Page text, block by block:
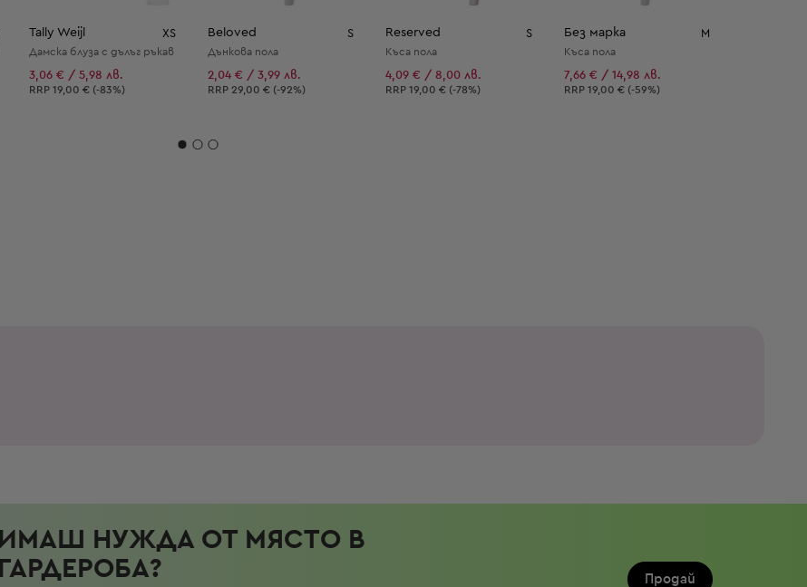
Tally Weijl XS
Дамска блуза с дълъг ръкав
3,06 € / 5,98 лв.
Препоръчителна цена:
RRP 19,00 € (-83%)
Beloved S
Дънкова пола
2,04 € / 3,99 лв.
Препоръчителна цена:
RRP 29,00 € (-92%)
Reserved S
Къса пола
4,09 € / 8,00 лв.
Препоръчителна цена:
RRP 19,00 € (-78%)
Без марка M
Къса пола
7,66 € / 14,98 лв.
Препоръчителна цена:
RRP 19,00 € (-59%)
ИМАШ НУЖДА ОТ МЯСТО В
ГАРДЕРОБА?
Продай